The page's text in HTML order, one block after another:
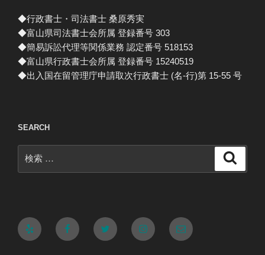
◆行政書士・司法書士 桑原秀実
◆富山県司法書士会所属 登録番号 303
◆簡易訴訟代理等関係業務 認定番号 518153
◆富山県行政書士会所属 登録番号 15240519
◆出入国在留管理庁申請取次行政書士 (名-行)第 15-55 号
SEARCH
索:
Yelp FacebookTwitter Instagram
メ